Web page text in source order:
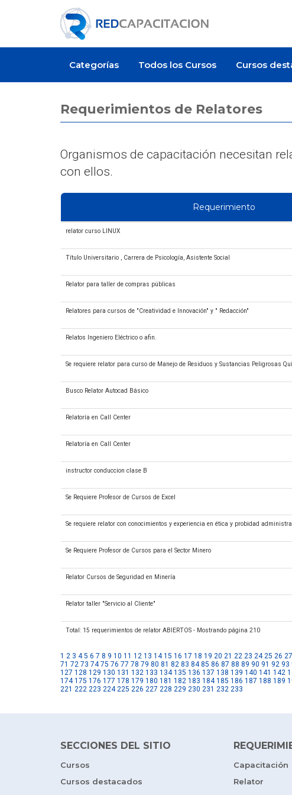
Categorías Todos los Cursos Cursos
Requerimientos de Relatores
Organismos de capacitación necesitan
con ellos.
Requerimiento
relator curso LINUX
Título Universitario , Carrera de Psicología, Asistente Social
Relator para taller de compras públicas
Relatores para cursos de "Creatividad e Innovación" y " Redacción"
Relatos Ingeniero Eléctrico o afin.
Se requiere relator para curso de Manejo de Residuos y Sustancias Peligrosas
Busco Relator Autocad Básico
Relatoría en Call Center
Relatoría en Call Center
instructor conduccion clase B
Se Requiere Profesor de Cursos de Excel
Se requiere relator con conocimientos y experiencia en ética y probidad
Se Requiere Profesor de Cursos para el Sector Minero
Relator Cursos de Seguridad en Minería
Relator taller "Servicio al Cliente"
Total: 15 requerimientos de relator ABIERTOS - Mostrando página 210
1 2 3 4 5 6 7 8 9 10 11 12 13 14 15 16 17 18 19 20 21 22 23 24 25 26 27
71 72 73 74 75 76 77 78 79 80 81 82 83 84 85 86 87 88 89 90 91 92 93
127 128 129 130 131 132 133 134 135 136 137 138 139 140 141 142
174 175 176 177 178 179 180 181 182 183 184 185 186 187 188 189
221 222 223 224 225 226 227 228 229 230 231 232 233
SECCIONES DEL SITIO
Cursos
Cursos destacados
Capacitación
Relator